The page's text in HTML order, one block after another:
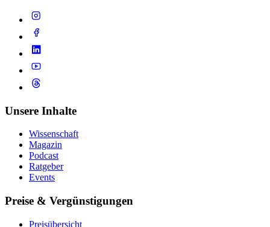
Unsere Inhalte
Wissenschaft
Magazin
Podcast
Ratgeber
Events
Preise & Vergünstigungen
Preisübersicht